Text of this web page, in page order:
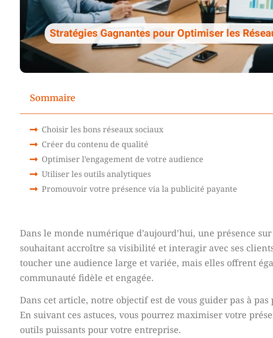
Stratégies Gagnantes pour Optimiser les
Sommaire
Choisir les bons réseaux sociaux
Créer du contenu de qualité
Optimiser l’engagement de votre audience
Utiliser les outils analytiques
Promouvoir votre présence via la publicité payante
Dans le monde numérique d’aujourd’hui, une présence
souhaitant accroître sa visibilité et interagir avec ses
toucher une audience large et variée, mais elles offrent
communauté fidèle et engagée.
Dans cet article, notre objectif est de vous guider pas à
En suivant ces astuces, vous pourrez maximiser votre
outils puissants pour votre entreprise.